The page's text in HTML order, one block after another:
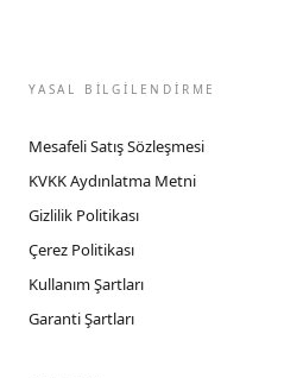
YASAL BİLGİLENDİRME
Mesafeli Satış Sözleşmesi
KVKK Aydınlatma Metni
Gizlilik Politikası
Çerez Politikası
Kullanım Şartları
Garanti Şartları